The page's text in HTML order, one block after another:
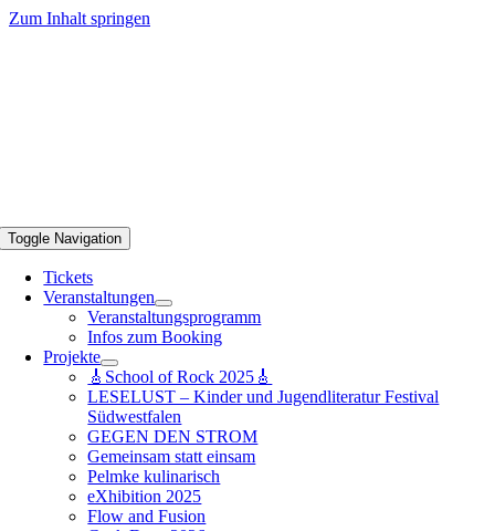
Zum Inhalt springen
Toggle Navigation
Tickets
Veranstaltungen
Veranstaltungsprogramm
Infos zum Booking
Projekte
🎸School of Rock 2025🎸
LESELUST – Kinder und Jugendliteratur Festival
Südwestfalen
GEGEN DEN STROM
Gemeinsam statt einsam
Pelmke kulinarisch
eXhibition 2025
Flow and Fusion